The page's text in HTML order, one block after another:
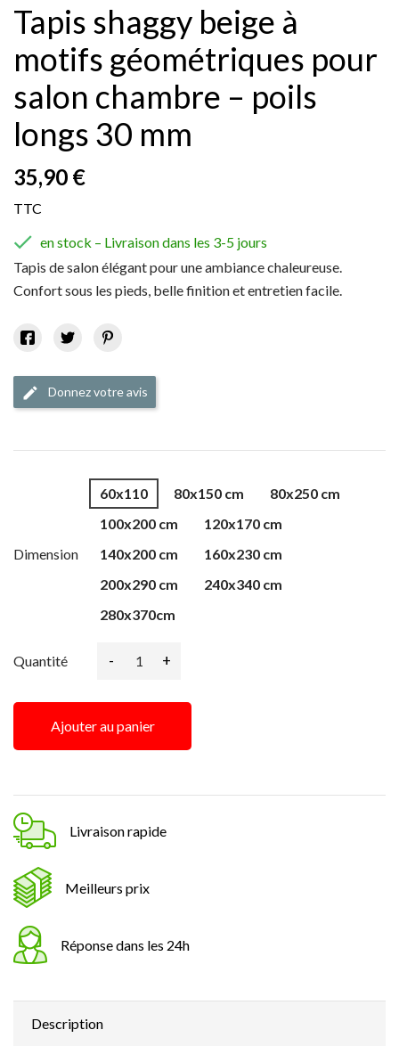
Tapis shaggy beige à
motifs géométriques pour
salon chambre – poils
longs 30 mm
35,90 €
TTC
 en stock – Livraison dans les 3-5 jours
Tapis de salon élégant pour une ambiance chaleureuse.
Confort sous les pieds, belle finition et entretien facile.
edit Donnez votre avis
Dimension
60x110 80x150 cm
80x250 cm
100x200 cm
120x170 cm
140x200 cm
160x230 cm
200x290 cm
240x340 cm
280x370cm
Quantité - +
Ajouter au panier
Livraison rapide
Meilleurs prix
Réponse dans les 24h
Description